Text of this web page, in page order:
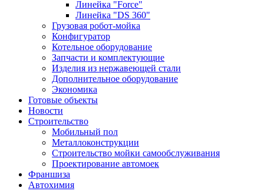
Линейка "Force"
Линейка "DS 360"
Грузовая робот-мойка
Конфигуратор
Котельное оборудование
Запчасти и комплектующие
Изделия из нержавеющей стали
Дополнительное оборудование
Экономика
Готовые объекты
Новости
Строительство
Мобильный пол
Металлоконструкции
Строительство мойки самообслуживания
Проектирование автомоек
Франшиза
Автохимия